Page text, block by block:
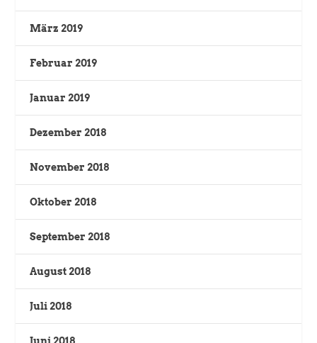
März 2019
Februar 2019
Januar 2019
Dezember 2018
November 2018
Oktober 2018
September 2018
August 2018
Juli 2018